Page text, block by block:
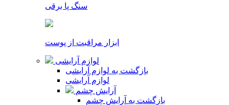
سنگ پا برقی
ابزار مراقبت از پوست
لوازم آرایشی
بازگشت به لوازم آرایشی
لوازم آرایشی
آرایش چشم
بازگشت به آرایش چشم